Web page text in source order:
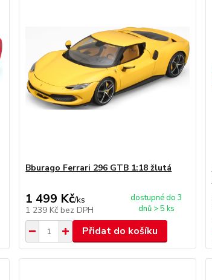
Bburago Ferrari 296 GTB 1:18 žlutá
1 499 Kč/ks
1 239 Kč bez DPH
dostupné do 3
dnů > 5 ks
Přidat do košíku